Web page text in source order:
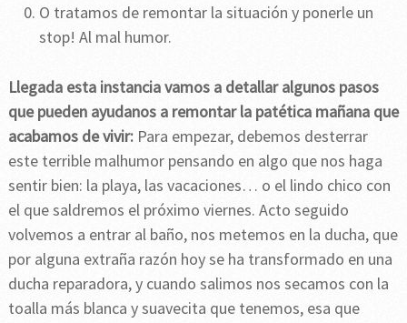
O tratamos de remontar la situación y ponerle un
stop! Al mal humor.
Llegada esta instancia vamos a detallar algunos pasos
que pueden ayudanos a remontar la patética mañana que
acabamos de vivir:Para empezar, debemos desterrar
este terrible malhumor pensando en algo que nos haga
sentir bien: la playa, las vacaciones… o el lindo chico con
el que saldremos el próximo viernes. Acto seguido
volvemos a entrar al baño, nos metemos en la ducha, que
por alguna extraña razón hoy se ha transformado en una
ducha reparadora, y cuando salimos nos secamos con la
toalla más blanca y suavecita que tenemos, esa que